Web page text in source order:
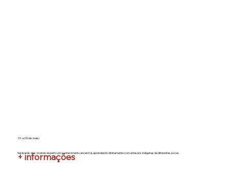
Serão três dias vivendo de perto um conhecimento ancestral, aprendendo diretamente com artesãos indígenas de diferentes povos.
+ informações
01 a 03 de maio